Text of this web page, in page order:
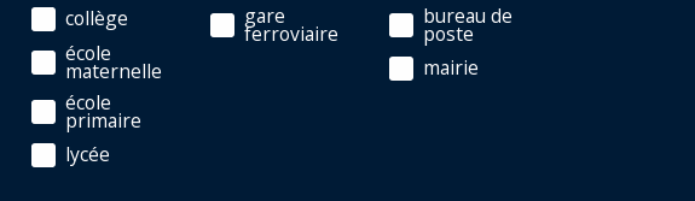
collège
école
maternelle
école
primaire
lycée
gare
ferroviaire
bureau de
poste
mairie